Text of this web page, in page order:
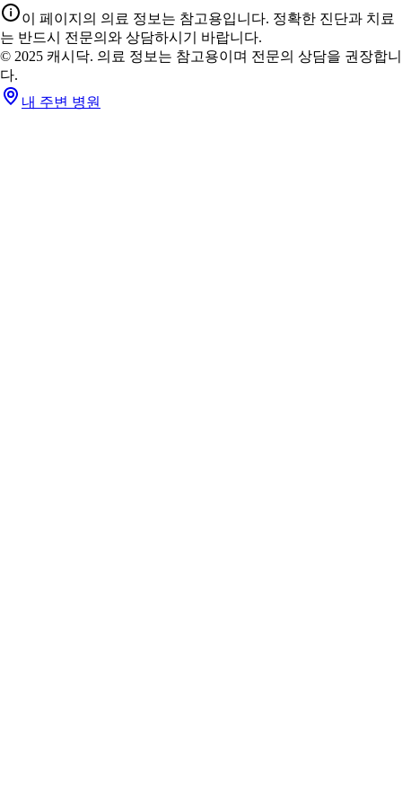
이 페이지의 의료 정보는 참고용입니다. 정확한 진단과 치료
는 반드시 전문의와 상담하시기 바랍니다.
© 2025 캐시닥. 의료 정보는 참고용이며 전문의 상담을 권장합니
다.
내 주변 병원